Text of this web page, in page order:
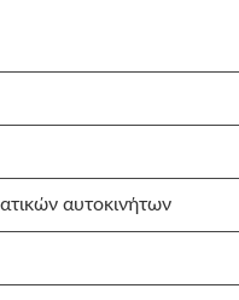
αυτοκινήτων